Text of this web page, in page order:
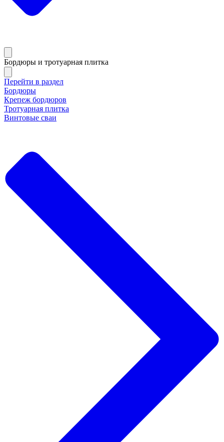
Бордюры и тротуарная плитка
Перейти в раздел
Бордюры
Крепеж бордюров
Тротуарная плитка
Винтовые сваи